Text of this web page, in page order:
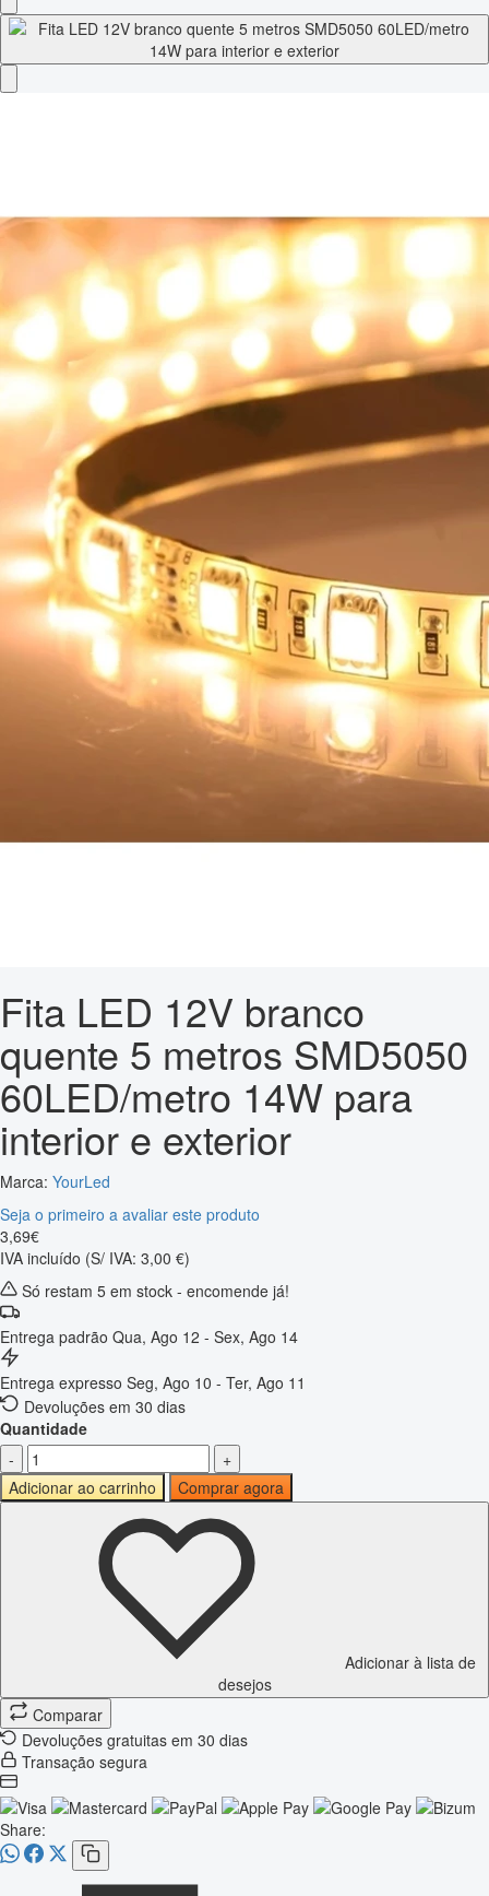
Fita LED 12V branco
quente 5 metros SMD5050
60LED/metro 14W para
interior e exterior
Marca: YourLed
Seja o primeiro a avaliar este produto
3,69€
IVA incluído (S/ IVA: 3,00 €)
Só restam 5 em stock - encomende já!
Entrega padrão Qua, Ago 12 - Sex, Ago 14
Entrega expresso Seg, Ago 10 - Ter, Ago 11
Devoluções em 30 dias
Quantidade
-
+
Adicionar ao carrinho
Comprar agora
Adicionar à lista de
desejos
Comparar
Devoluções gratuitas em 30 dias
Transação segura
Share: